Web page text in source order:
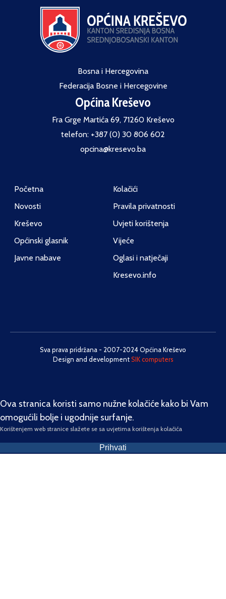
Bosna i Hercegovina
Federacija Bosne i Hercegovine
Općina Kreševo
Fra Grge Martića 69, 71260 Kreševo
telefon: +387 (0) 30 806 602
opcina@kresevo.ba
Početna
Novosti
Kreševo
Općinski glasnik
Javne nabave
Kolačići
Pravila privatnosti
Uvjeti korištenja
Vijeće
Oglasi i natječaji
Kresevo.info
Sva prava pridržana - 2007-2024 Općina Kreševo
Design and developmentSIK computers
Ova stranica koristi samo nužne kolačiće kako bi Vam
omogućili bolje i ugodnije surfanje.
Korištenjem web stranice slažete se sa uvjetima korištenja kolačića
Prihvati